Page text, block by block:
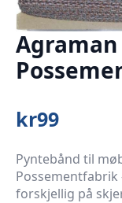
Agraman
kr99
Pyntebånd til
forskjellig på